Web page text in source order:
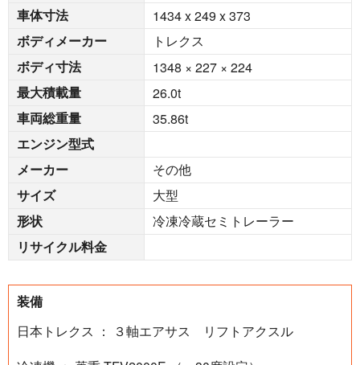
車体寸法
1434 x 249 x 373
ボディメーカー
トレクス
ボディ寸法
1348 × 227 × 224
最大積載量
26.0t
車両総重量
35.86t
エンジン型式
メーカー
その他
サイズ
大型
形状
冷凍冷蔵セミトレーラー
リサイクル料金
装備
日本トレクス ： ３軸エアサス リフトアクスル